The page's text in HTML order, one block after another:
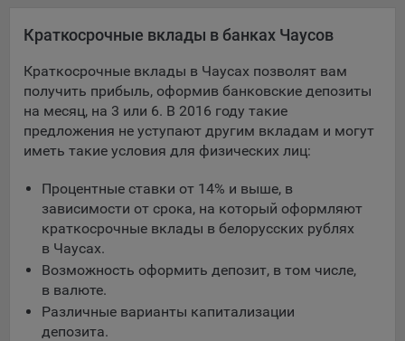
сервис показа контекстной рекламы. Адрес: Yandex
Google Ads - сервис показа контекстной рекламы,
предоставляемый компанией Google Ireland Ltd, Gordon
House Barrow Street Dublin 4, D04E5W5 Ireland.
Сохранить по умолчанию
Краткосрочные вклады в банках Чаусов
Краткосрочные вклады в Чаусах позволят вам
получить прибыль, оформив банковские депозиты
на месяц, на 3 или 6. В 2016 году такие
предложения не уступают другим вкладам и могут
иметь такие условия для физических лиц:
Процентные ставки от 14% и выше, в
зависимости от срока, на который оформляют
краткосрочные вклады в белорусских рублях
в Чаусах.
Возможность оформить депозит, в том числе,
в валюте.
Различные варианты капитализации
депозита.